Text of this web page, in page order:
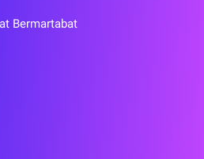
Bermartabat